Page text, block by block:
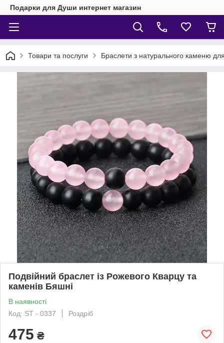
Подарки для Души интернет магазин
Товари та послуги Браслети з натурального каменю
Подвійний браслет із Рожевого Кварцу та
каменів Бяшні
В наявності
Код: ST - 0337
Роздріб
475 ₴